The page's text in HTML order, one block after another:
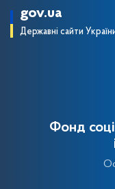
gov.ua
Державні сайти
Фонд